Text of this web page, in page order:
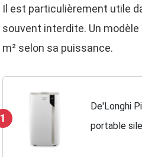
Il est particulièrement utile
souvent interdite. Un
m² selon sa puissance.
1
De'Longhi
portable